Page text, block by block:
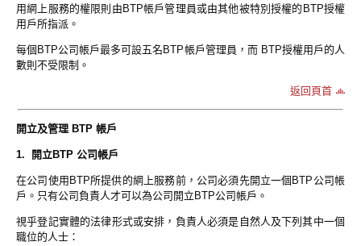
用網上服務的權限則由BTP帳戶管理員或由其他被特別授權的BTP授權
用戶所指派。
每個BTP公司帳戶最多可設五名BTP帳戶管理員，而 BTP授權用戶的人
數則不受限制。
返回頁首
開立及管理 BTP 帳戶
1. 開立BTP 公司帳戶
在公司使用BTP所提供的網上服務前，公司必須先開立一個BTP公司帳
戶。只有公司負責人才可以為公司開立BTP公司帳戶。
視乎登記實體的法律形式或安排，負責人必須是自然人及下列其中一個
職位的人士：